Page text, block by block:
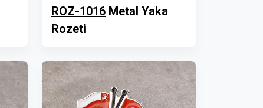
ROZ-1016 Metal Yaka
Rozeti